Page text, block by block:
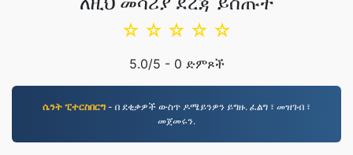
☆
☆
☆
☆
☆
5.0/5 - 0 ድምጾች
ሴንት ፒተርስበርግ - በ ደቂቃዎች ውስጥ ዶሜይንዎን ይግዙ. ፈልግ ፣ መዝገብ ፣
መጀመሩን.